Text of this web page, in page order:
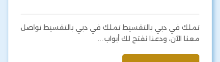
تملك في دبي بالتقسيط تملك في دبي بالتقسيط تواصل
معنا الآن، ودعنا نفتح لك أبواب…